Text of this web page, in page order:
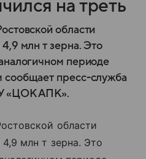
на треть
области
4,9 млн т зерна. Это
периоде
сообщает пресс-служба
«ЦОК АПК».
области
4,9 млн т зерна. Это